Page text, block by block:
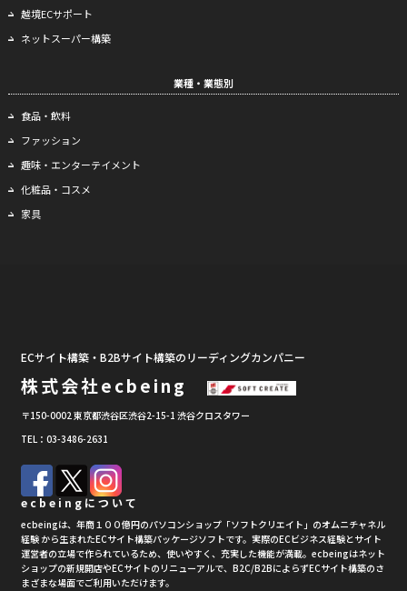
越境ECサポート
ネットスーパー構築
業種・業態別
食品・飲料
ファッション
趣味・エンターテイメント
化粧品・コスメ
家具
ECサイト構築・B2Bサイト構築のリーディングカンパニー
株式会社ecbeing
〒150-0002 東京都渋谷区渋谷2-15-1 渋谷クロスタワー
TEL：03-3486-2631
ecbeingについて
ecbeingは、年商１００億円のパソコンショップ「ソフトクリエイト」のオムニチャネル
経験 から生まれたECサイト構築パッケージソフトです。実際のECビジネス経験とサイト
運営者の立場で作られているため、使いやすく、充実した機能が満載。ecbeingはネット
ショップの新規開店やECサイトのリニューアルで、B2C/B2BによらずECサイト構築のさ
まざまな場面でご利用いただけます。